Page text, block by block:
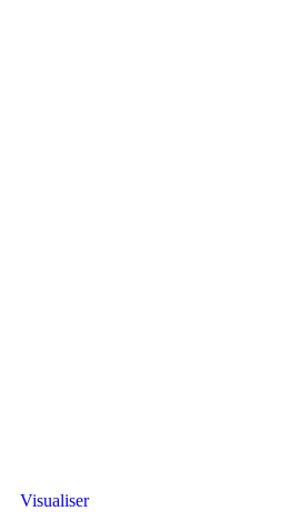
Visualiser